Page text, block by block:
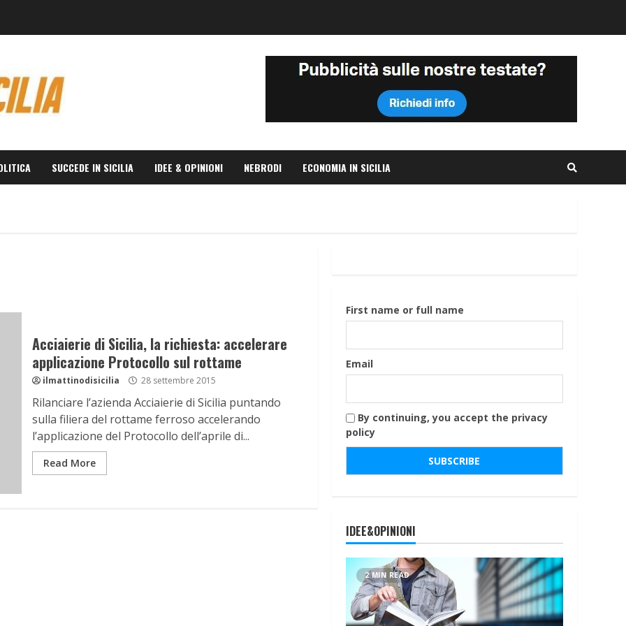
SUCCEDE IN SICILIA IDEE & OPINIONI NEBRODI ECONOMIA IN SICILIA
Acciaierie di Sicilia, la richiesta: accelerare
applicazione Protocollo sul rottame
ilmattinodisicilia 28 settembre 2015
Rilanciare l’azienda Acciaierie di Sicilia puntando
sulla filiera del rottame ferroso accelerando
l’applicazione del Protocollo dell’aprile di...
Read More
First name or full name
Email
By continuing, you accept the privacy
policy
IDEE&OPINIONI
2 MIN READ